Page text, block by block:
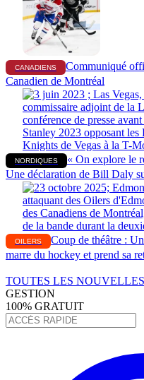
CANADIENS
Communiqué
Canadien de Montréal
NORDIQUES
« On explore le
Une déclaration de Bill Daly
OILERS
Coup de théâtre :
marre du hockey et prend sa
TOUTES LES NOUVELLES
GESTION
100% GRATUIT